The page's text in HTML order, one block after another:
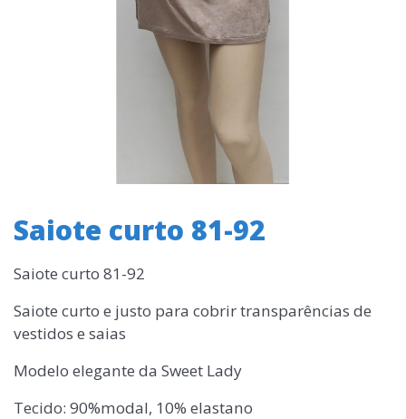
Saiote curto 81-92
Saiote curto 81-92
Saiote curto e justo para cobrir transparências de
vestidos e saias
Modelo elegante da Sweet Lady
Tecido: 90%modal, 10% elastano